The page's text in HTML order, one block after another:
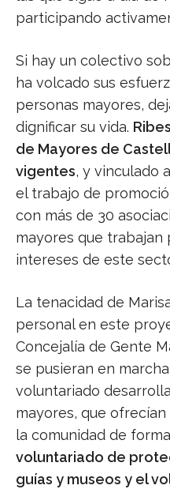
participando
Si hay un colectivo
ha volcado sus
personas mayores,
dignificar su vida.
de Mayores de
vigentes, y vinculado
el trabajo de
con más de 30
mayores que trabajan
intereses de este
La tenacidad de
personal en este
Concejalía de Gente
se pusieran en
voluntariado
mayores, que
la comunidad de
voluntariado de
guías y museos y el